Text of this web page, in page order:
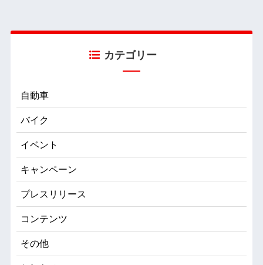
カテゴリー
自動車
バイク
イベント
キャンペーン
プレスリリース
コンテンツ
その他